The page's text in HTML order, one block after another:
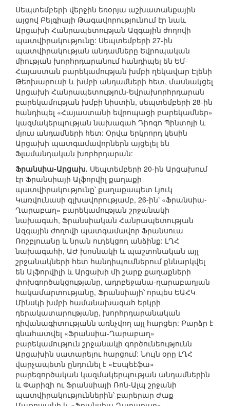
Սեպտեմբերի վերջին եռօրյա աշխատանքային
այցով Բելգիայի Թագավորությունում էր նաև
Արցախի Հանրապետության Ազգային ժողովի
պատվիրակությունը: Սեպտեմբերի 27-ին
պատվիրակության անդամները Եվրոպական
միության խորհրդարանում հանդիպել են ԵՄ-
Հայաստան բարեկամության խմբի ղեկավար Էլենի
Թեոխարուսի և խմբի անդամների հետ, մասնակցել
Արցախի Հանրապետություն-Եվրախորհրդարան
բարեկամության խմբի նիստին, սեպտեմբերի 28-ին
հանդիպել «Հայաստանի եվրոպացի բարեկամներ»
կազմակերպության նախագահ Դիոգո Պինտոյի և
մյուս անդամների հետ: Օրվա երկրորդ կեսին
Արցախի պատգամավորներն այցելել են
Ֆլամանդական խորհրդարան:
Ֆրանսիա-Արցախ. Սեպտեմբերի 20-ին Արցախում
էր Ֆրանսիայի Ալֆորվիլ քաղաքի
պատվիրակությունը՝ քաղաքապետ Լյուկ
Կառվունասի գլխավորությամբ, 26-ին՝ «Ֆրանսիա-
Ղարաբաղ» բարեկամության շրջանակի
նախագահ, Ֆրանսիական Հանրապետության
Ազգային ժողովի պատգամավոր Ֆրանսուա
Ռոշբլուանը և նրան ուղեկցող անձինք: ԼՂՀ
նախագահի, ԱԺ խոսնակի և պաշտոնական այլ
շրջանակների հետ հանդիպումներում քննարկվել
են Ալֆորվիլի և Արցախի մի շարք քաղաքների
փոխգործակցությանը, ադրբեջանա-ղարաբաղյան
հակամարտությանը, Ֆրանսիայի՝ որպես ԵԱՀԿ
Մինսկի խմբի համանախագահ երկրի
դերակատարությանը, խորհրդարանական
դիվանագիտությանն առնչվող այլ հարցեր: Բարձր է
գնահատվել «Ֆրանսիա-Ղարաբաղ»
բարեկամություն շրջանակի գործունեությունն
Արցախին սատարելու հարցում: Նույն օրը ԼՂՀ
վարչապետն ընդունել է «Էսպեէֆա»
բարեգործական կազմակերպության անդամներին
և Փարիզի ու Ֆրանսիայի Ռոն-Ալպ շրջանի
պատվիրակություններին՝ բարերար Ժաք